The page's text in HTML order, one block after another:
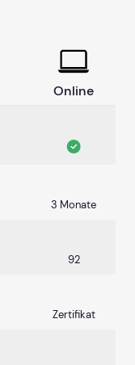
Online
3 Monate
92
Zertifikat